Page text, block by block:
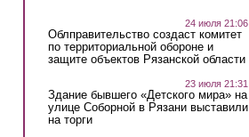
24 июля 21:06
Облправительство создаст комитет
по территориальной обороне и
защите объектов Рязанской области
23 июля 21:31
Здание бывшего «Детского мира» на
улице Соборной в Рязани выставили
на торги